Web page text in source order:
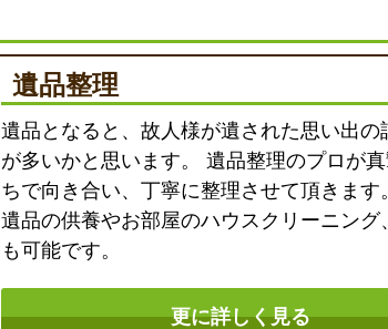
遺品整理
遺品となると、故人様が遺された思い出の
が多いかと思います。 遺品整理のプロが
ちで向き合い、丁寧に整理させて頂きます。
遺品の供養やお部屋のハウスクリーニング
も可能です。
更に詳しく見る